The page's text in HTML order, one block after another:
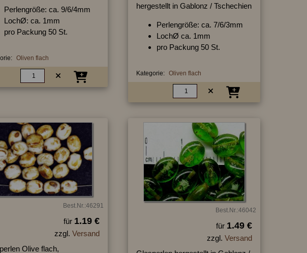
Perlengröße: ca. 9/6/4mm
LochØ: ca. 1mm
pro Packung 50 St.
Oliven flach
hergestellt in Gablonz / Tschechien
Perlengröße: ca. 7/6/3mm
LochØ ca. 1mm
pro Packung 50 St.
Kategorie: Oliven flach
Best.Nr.:46291
für 1.19 €
zzgl. Versand
Olive flach,
Best.Nr.:46042
für 1.49 €
zzgl. Versand